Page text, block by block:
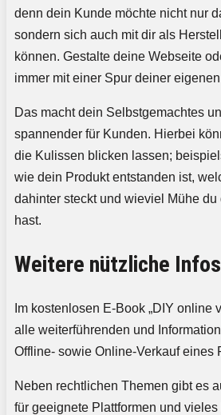
denn dein Kunde möchte nicht nur
sondern sich auch mit dir als
können. Gestalte deine Webseite
immer mit einer Spur deiner
Das macht dein Selbstgemachtes
spannender für Kunden. Hierbei
die Kulissen blicken lassen;
wie dein Produkt entstanden ist,
dahinter steckt und wieviel Mühe du
hast.
Weitere nützliche
Im kostenlosen E-Book „DIY online
alle weiterführenden und
Offline- sowie Online-Verkauf eines
Neben rechtlichen Themen gibt es
für geeignete Plattformen und